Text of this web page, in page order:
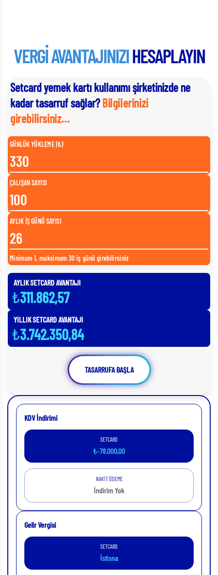
VERGİ AVANTAJINIZIHESAPLAYIN
Setcard yemek kartı kullanımı şirketinizde ne
kadar tasarruf sağlar? Bilgilerinizi
girebilirsiniz...
GÜNLÜK YÜKLEME (₺)
ÇALIŞAN SAYISI
AYLIK İŞ GÜNÜ SAYISI
Minimum 1, maksimum 30 iş günü girebilirsiniz
AYLIK SETCARD AVANTAJI
₺311.862,57
YILLIK SETCARD AVANTAJI
₺3.742.350,84
TASARRUFA BAŞLA
KDV İndirimi
SETCARD
₺-78.000,00
NAKİT ÖDEME
İndirim Yok
Gelir Vergisi
SETCARD
İstisna